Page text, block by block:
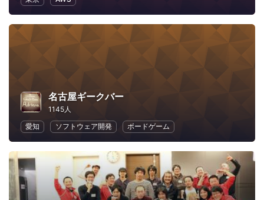
名古屋ギークバー
1145人
愛知
ソフトウェア開発 ボードゲーム